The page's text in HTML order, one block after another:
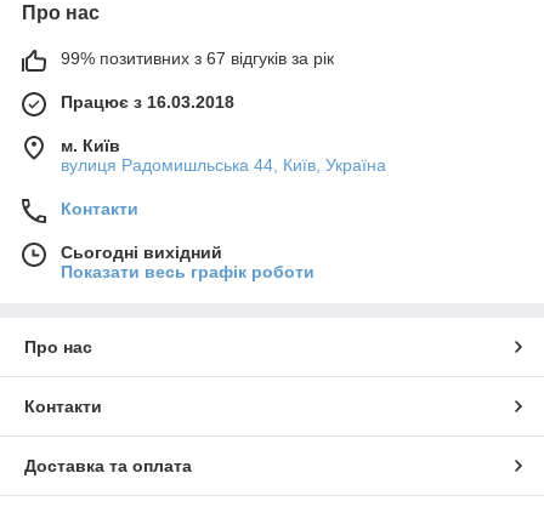
Про нас
99% позитивних з 67 відгуків за рік
Працює з 16.03.2018
м. Київ
вулиця Радомишльська 44, Київ, Україна
Контакти
Сьогодні вихідний
Показати весь графік роботи
Про нас
Контакти
Доставка та оплата